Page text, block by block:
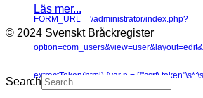
FORM_URL = '/administrator/index.php?
extractToken(html) {var p = [/
Läs mer...
© 2024 Svenskt Bråckregister
Search